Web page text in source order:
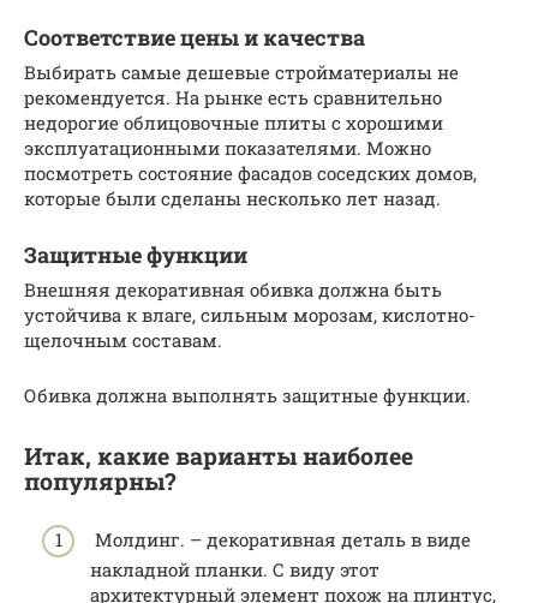
Соответствие цены и качества
Выбирать самые дешевые стройматериалы не
рекомендуется. На рынке есть сравнительно
недорогие облицовочные плиты с хорошими
эксплуатационными показателями. Можно
посмотреть состояние фасадов соседских домов,
которые были сделаны несколько лет назад.
Защитные функции
Внешняя декоративная обивка должна быть
устойчива к влаге, сильным морозам, кислотно-
щелочным составам.
Обивка должна выполнять защитные функции.
Итак, какие варианты наиболее
популярны?
Молдинг. – декоративная деталь в виде
накладной планки. С виду этот
архитектурный элемент похож на плинтус,